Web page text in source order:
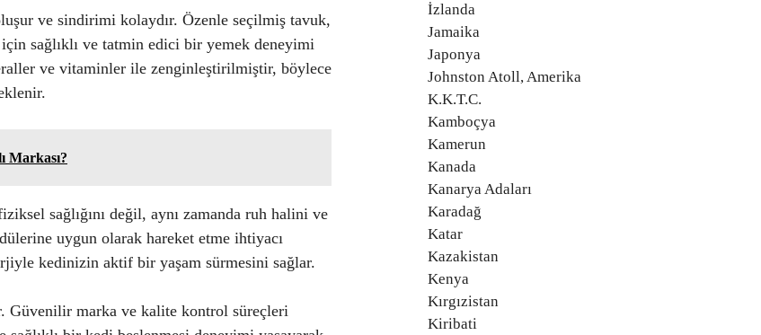
ve sindirimi kolaydır. Özenle seçilmiş tavuk,
sağlıklı ve tatmin edici bir yemek deneyimi
ve vitaminler ile zenginleştirilmiştir, böylece
Markası?
sağlığını değil, aynı zamanda ruh halini ve
uygun olarak hareket etme ihtiyacı
kedinizin aktif bir yaşam sürmesini sağlar.
Güvenilir marka ve kalite kontrol süreçleri
İzlanda
Jamaika
Japonya
Johnston Atoll, Amerika
K.K.T.C.
Kamboçya
Kamerun
Kanada
Kanarya Adaları
Karadağ
Katar
Kazakistan
Kenya
Kırgızistan
Kiribati